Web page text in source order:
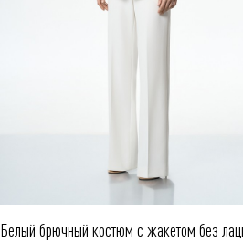
Белый брючный костюм с жакетом без